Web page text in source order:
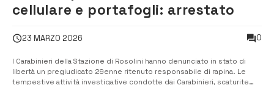
cellulare e portafogli: arrestato
23 MARZO 2026 0
I Carabinieri della Stazione di Rosolini hanno denunciato in stato di
libertà un pregiudicato 29enne ritenuto responsabile di rapina. Le
tempestive attività investigative condotte dai Carabinieri, scaturite